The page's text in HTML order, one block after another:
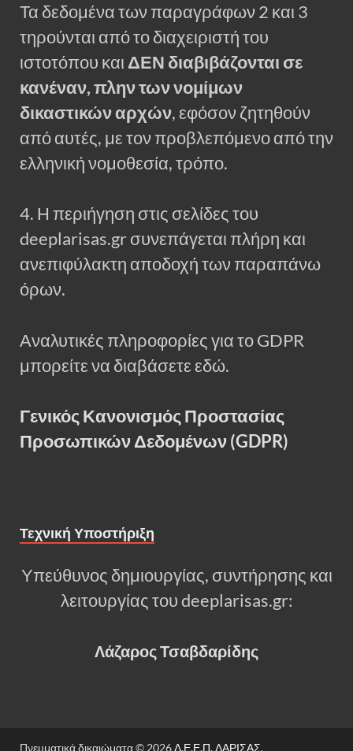
Τα δεδομένα των παραγράφων 2 και 3
τηρούνται από το διαχειριστή του
ιστοτόπου και ΔΕΝ διαβιβάζονται σε
κανέναν, πλην των νομίμων
δικαστικών αρχών, εφόσον ζητηθούν
από αυτές, με τον προβλεπόμενο από την
ελληνική νομοθεσία, τρόπο.
4. Η περιήγηση στις σελίδες του
deeplarisas.gr συνεπάγεται πλήρη και
ανεπιφύλακτη αποδοχή των παραπάνω
όρων.
Αναλυτικές πληροφορίες για το GDPR
μπορείτε να διαβάσετε εδώ.
Γενικός Κανονισμός Προστασίας
Προσωπικών Δεδομένων (GDPR)
Τεχνική Υποστήριξη
Υπεύθυνος δημιουργίας, συντήρησης και
λειτουργίας του deeplarisas.gr:
Λάζαρος Τσαβδαρίδης
Πνευματικά δικαιώματα © 2026Δ.Ε.Ε.Π. ΛΑΡΙΣΑΣ.